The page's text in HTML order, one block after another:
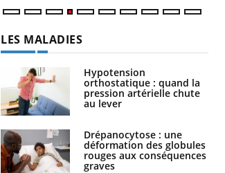
LES MALADIES
Hypotension
orthostatique : quand la
pression artérielle chute
au lever
Drépanocytose : une
déformation des globules
rouges aux conséquences
graves